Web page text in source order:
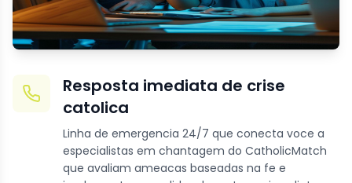
Resposta imediata de crise
catolica
Linha de emergencia 24/7 que conecta voce a
especialistas em chantagem do CatholicMatch
que avaliam ameacas baseadas na fe e